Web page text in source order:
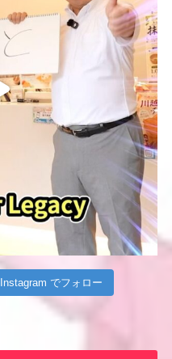
Instagram でフォロー